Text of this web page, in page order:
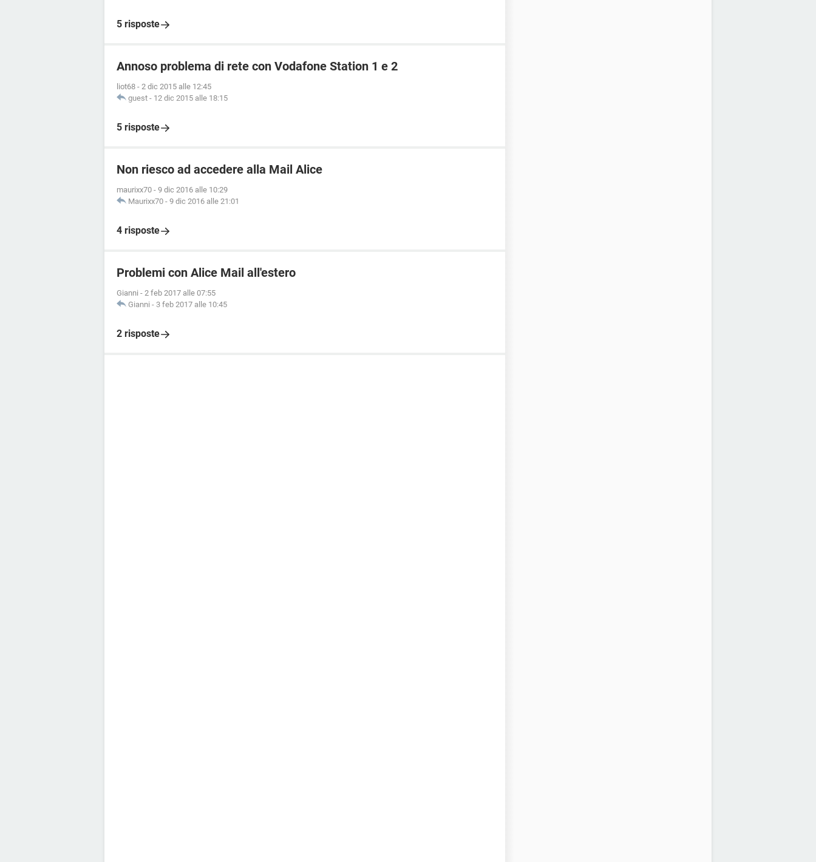
5 risposte
Annoso problema di rete con Vodafone Station 1 e 2
liot68 - 2 dic 2015 alle 12:45
guest - 12 dic 2015 alle 18:15
5 risposte
Non riesco ad accedere alla Mail Alice
maurixx70 - 9 dic 2016 alle 10:29
Maurixx70 - 9 dic 2016 alle 21:01
4 risposte
Problemi con Alice Mail all'estero
Gianni - 2 feb 2017 alle 07:55
Gianni - 3 feb 2017 alle 10:45
2 risposte